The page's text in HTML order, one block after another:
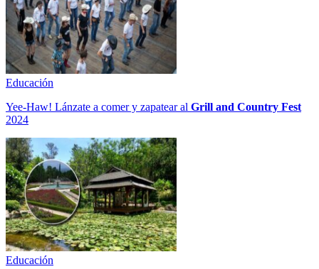
Educación
Yee-Haw! Lánzate a comer y zapatear al Grill and Country Fest
2024
Educación